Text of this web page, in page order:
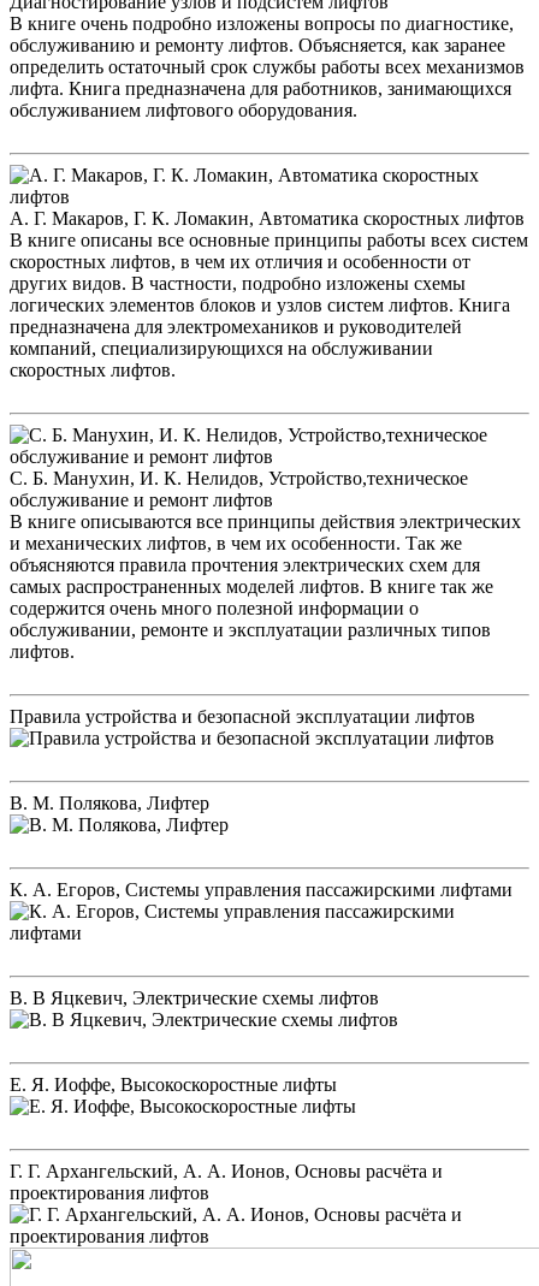
В книге очень подробно изложены вопросы по диагностике,
обслуживанию и ремонту лифтов. Объясняется, как заранее
определить остаточный срок службы работы всех механизмов
лифта. Книга предназначена для работников, занимающихся
обслуживанием лифтового оборудования.
А. Г. Макаров, Г. К. Ломакин, Автоматика скоростных лифтов
В книге описаны все основные принципы работы всех систем
скоростных лифтов, в чем их отличия и особенности от
других видов. В частности, подробно изложены схемы
логических элементов блоков и узлов систем лифтов. Книга
предназначена для электромехаников и руководителей
компаний, специализирующихся на обслуживании
скоростных лифтов.
С. Б. Манухин, И. К. Нелидов, Устройство,техническое
обслуживание и ремонт лифтов
В книге описываются все принципы действия электрических
и механических лифтов, в чем их особенности. Так же
объясняются правила прочтения электрических схем для
самых распространенных моделей лифтов. В книге так же
содержится очень много полезной информации о
обслуживании, ремонте и эксплуатации различных типов
лифтов.
Правила устройства и безопасной эксплуатации лифтов
В. М. Полякова, Лифтер
К. А. Егоров, Системы управления пассажирскими лифтами
В. В Яцкевич, Электрические схемы лифтов
Е. Я. Иоффе, Высокоскоростные лифты
Г. Г. Архангельский, А. А. Ионов, Основы расчёта и
проектирования лифтов